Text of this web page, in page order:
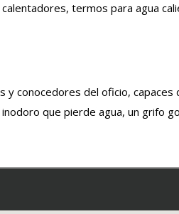
termos para agua
conocedores del oficio,
que pierde agua, un grifo